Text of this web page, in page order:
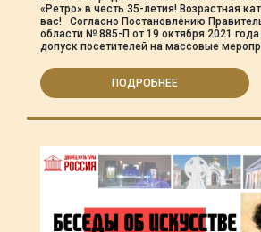
«Ретро» в честь 35-летия! Возрастная
вас! Согласно Постановлению
области № 885-П от 19 октября 2021 года
допуск посетителей на массовые
ПОДРОБНЕЕ